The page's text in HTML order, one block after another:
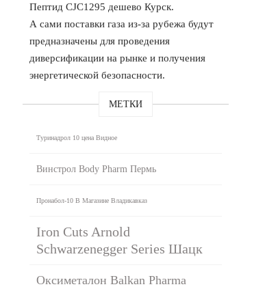
Пептид CJC1295 дешево Курск.
А сами поставки газа из-за рубежа будут
предназначены для проведения
диверсификации на рынке и получения
энергетической безопасности.
МЕТКИ
Туринадрол 10 цена Видное
Винстрол Body Pharm Пермь
Пронабол-10 В Магазине Владикавказ
Iron Cuts Arnold
Schwarzenegger Series Шацк
Оксиметалон Balkan Pharma